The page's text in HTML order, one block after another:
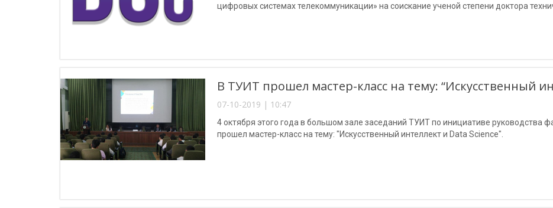
цифровых системах телекоммуникации» на соискание ученой степени доктора
В ТУИТ прошел мастер-класс на тему: “Искусственный
07-10-2019 | 10:47
4 октября этого года в большом зале заседаний ТУИТ по инициативе руководства
прошел мастер-класс на тему: "Искусственный интеллект и Data Science".